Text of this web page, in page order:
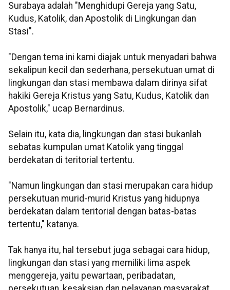
Surabaya adalah "Menghidupi Gereja yang Satu,
Kudus, Katolik, dan Apostolik di Lingkungan dan
Stasi".
"Dengan tema ini kami diajak untuk menyadari bahwa
sekalipun kecil dan sederhana, persekutuan umat di
lingkungan dan stasi membawa dalam dirinya sifat
hakiki Gereja Kristus yang Satu, Kudus, Katolik dan
Apostolik," ucap Bernardinus.
Selain itu, kata dia, lingkungan dan stasi bukanlah
sebatas kumpulan umat Katolik yang tinggal
berdekatan di teritorial tertentu.
"Namun lingkungan dan stasi merupakan cara hidup
persekutuan murid-murid Kristus yang hidupnya
berdekatan dalam teritorial dengan batas-batas
tertentu," katanya.
Tak hanya itu, hal tersebut juga sebagai cara hidup,
lingkungan dan stasi yang memiliki lima aspek
menggereja, yaitu pewartaan, peribadatan,